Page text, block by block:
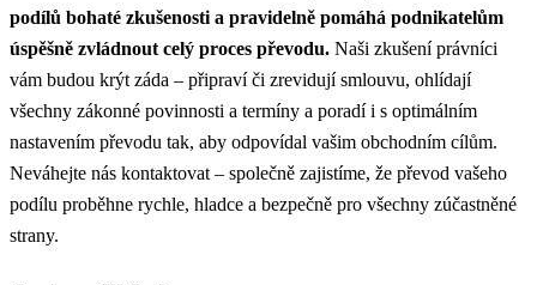
podílů bohaté zkušenosti a pravidelně pomáhá podnikatelům
úspěšně zvládnout celý proces převodu. Naši zkušení právníci
vám budou krýt záda – připraví či zrevidují smlouvu, ohlídají
všechny zákonné povinnosti a termíny a poradí i s optimálním
nastavením převodu tak, aby odpovídal vašim obchodním cílům.
Neváhejte nás kontaktovat – společně zajistíme, že převod vašeho
podílu proběhne rychle, hladce a bezpečně pro všechny zúčastněné
strany.